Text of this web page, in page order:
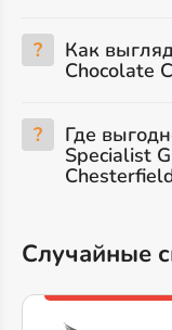
? Как
Chocolate
? Где
Specialist
Случайные